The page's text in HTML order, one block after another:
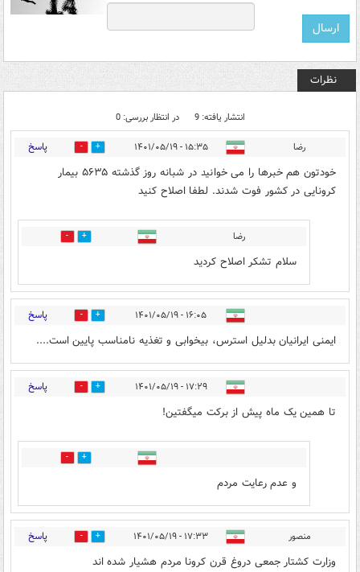
نظرات
انتشار یافته: 9 در انتظار بررسی: 0
رضا ۱۵:۳۵ - ۱۴۰۱/۰۵/۱۹ 0 پاسخ
خودتون هم خبرها را می خوانید در شبانه روز گذشته ۵۶۳۵ بیمار
کرونایی در کشور فوت شدند. لطفا اصلاح کنید
رضا 0
سلام تشکر اصلاح کردید
۱۶:۰۵ - ۱۴۰۱/۰۵/۱۹ 0 پاسخ
ایمنی ایرانیان بدلیل استرس، بیخوابی و تغذیه نامناسب پایین است....
۱۷:۲۹ - ۱۴۰۱/۰۵/۱۹ 1 پاسخ
تا همین یک ماه پیش از برکت میگفتین!
0
و عدم رعایت مردم
منصور ۱۷:۳۳ - ۱۴۰۱/۰۵/۱۹ 0 پاسخ
وزارت کشتار جمعی دروغ قرن کرونا مردم هشیار شده اند